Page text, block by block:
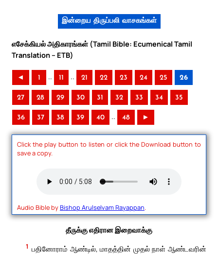
இன்றைய திருப்பலி வாசகங்கள்
எசேக்கியல் அதிகாரங்கள் (Tamil Bible: Ecumenical Tamil
Translation – ETB)
◄ 1 .. 11 .. 21 22 23 24 25 26
27 28 29 30 31 32 33 34 35
36 37 38 39 40 .. 48 ►
Click the play button to listen or click the Download button to
save a copy.
Audio Bible byBishop Arulselvam Rayappan.
தீருக்கு எதிரான இறைவாக்கு
1 பதினோராம் ஆண்டில், மாதத்தின் முதல் நாள் ஆண்டவரின்